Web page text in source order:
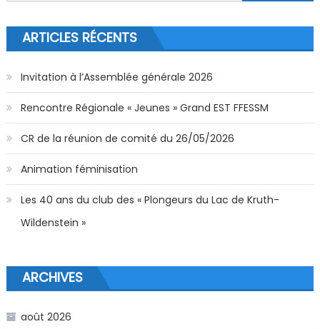
ARTICLES RÉCENTS
Invitation à l’Assemblée générale 2026
Rencontre Régionale « Jeunes » Grand EST FFESSM
CR de la réunion de comité du 26/05/2026
Animation féminisation
Les 40 ans du club des « Plongeurs du Lac de Kruth-
Wildenstein »
ARCHIVES
août 2026